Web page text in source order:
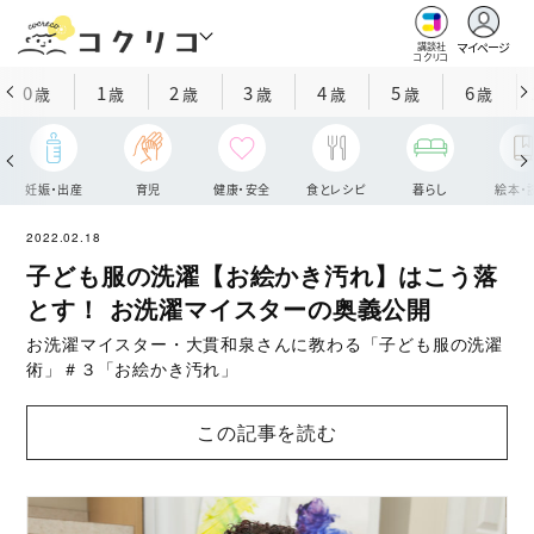
講談社
コクリコ
マイページ
0歳 1歳 2 歳 3歳 4歳 5歳 6歳
妊娠・出産 育児 健康・安全 食とレシピ 暮らし 絵本・
2022.02.18
子ども服の洗濯【お絵かき汚れ】はこう落
とす！ お洗濯マイスターの奥義公開
お洗濯マイスター・大貫和泉さんに教わる「子ども服の洗濯
術」＃３「お絵かき汚れ」
この記事を読む